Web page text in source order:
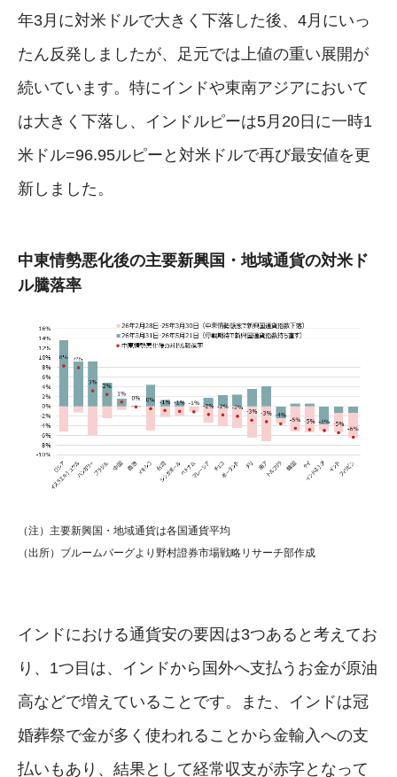
年3月に対米ドルで大きく下落した後、4月にいっ
たん反発しましたが、足元では上値の重い展開が
続いています。特にインドや東南アジアにおいて
は大きく下落し、インドルピーは5月20日に一時1
米ドル=96.95ルピーと対米ドルで再び最安値を更
新しました。
中東情勢悪化後の主要新興国・地域通貨の対米ド
ル騰落率
（注）主要新興国・地域通貨は各国通貨平均
（出所）ブルームバーグより野村證券市場戦略リサーチ部作成
インドにおける通貨安の要因は3つあると考えてお
り、1つ目は、インドから国外へ支払うお金が原油
高などで増えていることです。また、インドは冠
婚葬祭で金が多く使われることから金輸入への支
払いもあり、結果として経常収支が赤字となって